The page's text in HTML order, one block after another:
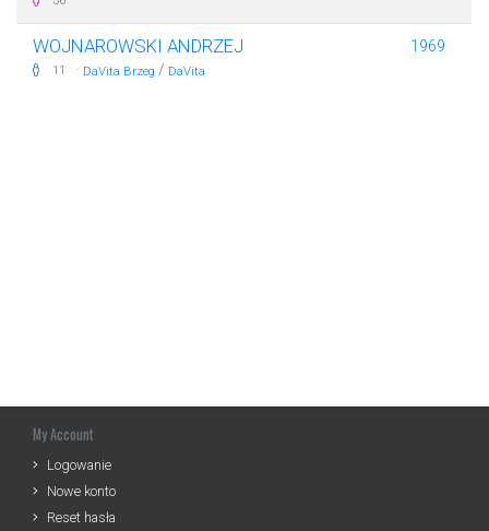
WOJNAROWSKI ANDRZEJ
11 · DaVita Brzeg / DaVita
1969
My Account
Logowanie
Nowe konto
Reset hasła